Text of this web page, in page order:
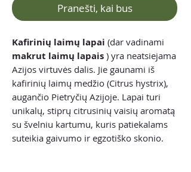
Pranešti, kai bus
Kafirinių laimų lapai (dar vadinami
makrut laimų lapais ) yra neatsiejama
Azijos virtuvės dalis. Jie gaunami iš
kafirinių laimų medžio (Citrus hystrix),
augančio Pietryčių Azijoje. Lapai turi
unikalų, stiprų citrusinių vaisių aromatą
su švelniu kartumu, kuris patiekalams
suteikia gaivumo ir egzotiško skonio.